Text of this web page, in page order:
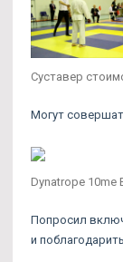
Суставер
Могут
Dynatrope 10me
Попросил
и